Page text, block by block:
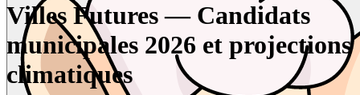
Villes Futures — Candidats
municipales 2026 et projections
climatiques